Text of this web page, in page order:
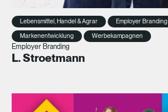
Lebensmittel, Handel & Agrar
Employer Branding
Markenentwicklung
Werbekampagnen
Employer Branding
L. Stroetmann